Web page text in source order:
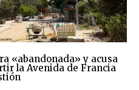
«abandonada» y acusa
la Avenida de Francia